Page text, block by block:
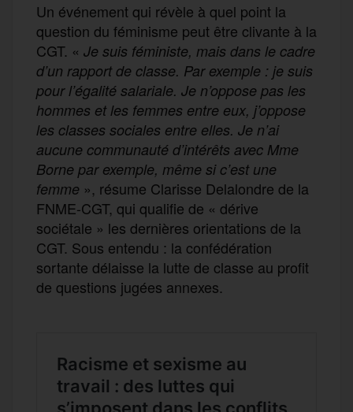
Un événement qui révèle à quel point la
question du féminisme peut être clivante à la
CGT. « Je suis féministe, mais dans le cadre
d’un rapport de classe. Par exemple : je suis
pour l’égalité salariale. Je n’oppose pas les
hommes et les femmes entre eux, j’oppose
les classes sociales entre elles. Je n’ai
aucune communauté d’intérêts avec Mme
Borne par exemple, même si c’est une
femme », résume Clarisse Delalondre de la
FNME-CGT, qui qualifie de « dérive
sociétale » les dernières orientations de la
CGT. Sous entendu : la confédération
sortante délaisse la lutte de classe au profit
de questions jugées annexes.